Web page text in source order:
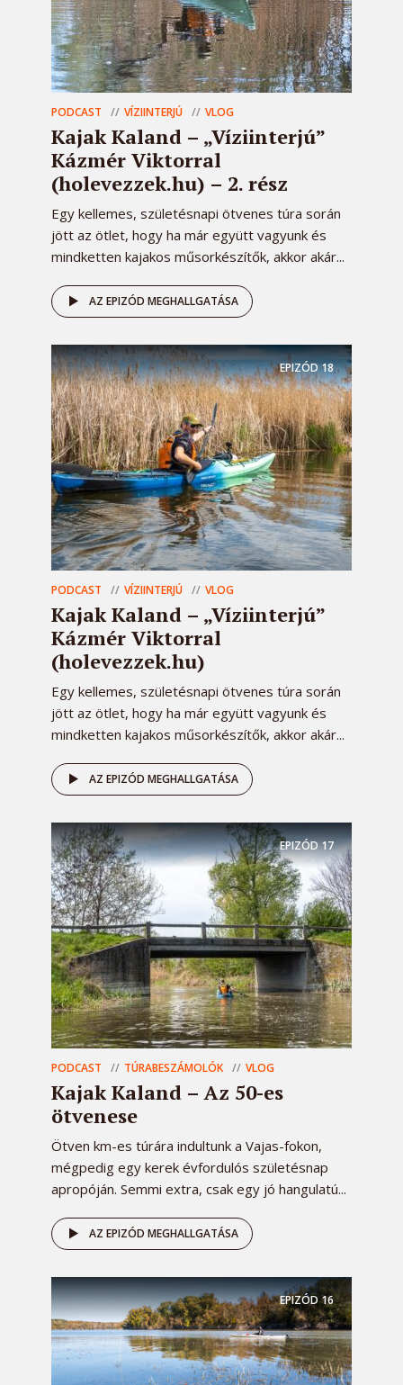
PODCAST VÍZIINTERJÚ VLOG
Kajak Kaland – „Víziinterjú”
Kázmér Viktorral
(holevezzek.hu) – 2. rész
Egy kellemes, születésnapi ötvenes túra során
jött az ötlet, hogy ha már együtt vagyunk és
mindketten kajakos műsorkészítők, akkor akár...
AZ EPIZÓD MEGHALLGATÁSA
EPIZÓD18
PODCAST VÍZIINTERJÚ VLOG
Kajak Kaland – „Víziinterjú”
Kázmér Viktorral
(holevezzek.hu)
Egy kellemes, születésnapi ötvenes túra során
jött az ötlet, hogy ha már együtt vagyunk és
mindketten kajakos műsorkészítők, akkor akár...
AZ EPIZÓD MEGHALLGATÁSA
EPIZÓD17
PODCAST TÚRABESZÁMOLÓK VLOG
Kajak Kaland – Az 50-es
ötvenese
Ötven km-es túrára indultunk a Vajas-fokon,
mégpedig egy kerek évfordulós születésnap
apropóján. Semmi extra, csak egy jó hangulatú...
AZ EPIZÓD MEGHALLGATÁSA
EPIZÓD 16